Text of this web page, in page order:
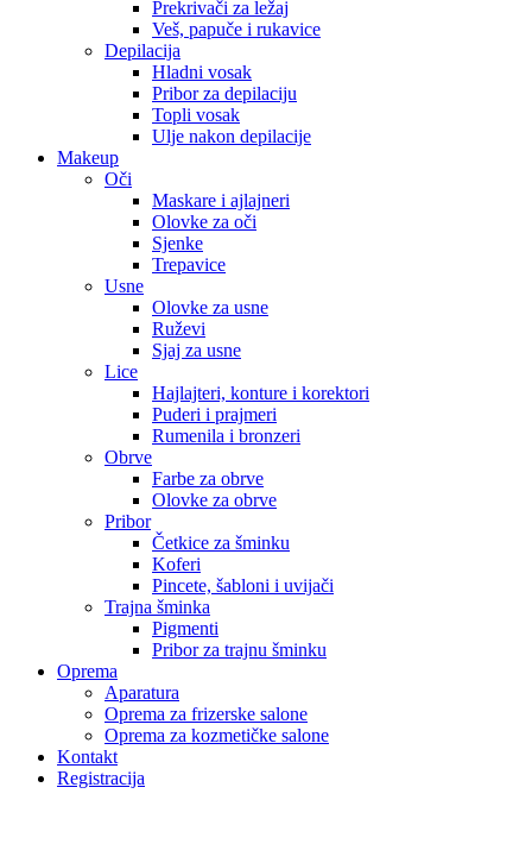
Prekrivači za ležaj
Veš, papuče i rukavice
Depilacija
Hladni vosak
Pribor za depilaciju
Topli vosak
Ulje nakon depilacije
Makeup
Oči
Maskare i ajlajneri
Olovke za oči
Sjenke
Trepavice
Usne
Olovke za usne
Ruževi
Sjaj za usne
Lice
Hajlajteri, konture i korektori
Puderi i prajmeri
Rumenila i bronzeri
Obrve
Farbe za obrve
Olovke za obrve
Pribor
Četkice za šminku
Koferi
Pincete, šabloni i uvijači
Trajna šminka
Pigmenti
Pribor za trajnu šminku
Oprema
Aparatura
Oprema za frizerske salone
Oprema za kozmetičke salone
Kontakt
Registracija